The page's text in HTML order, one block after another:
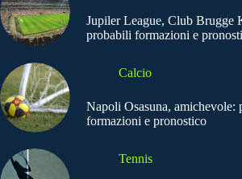
Jupiler League, Club Brugge
probabili formazioni e
Calcio
Napoli Osasuna, amichevole:
formazioni e pronostico
Tennis